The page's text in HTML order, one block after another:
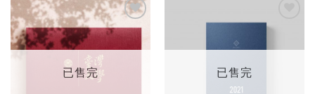
加入
望輕
已售完
望輕
已售完